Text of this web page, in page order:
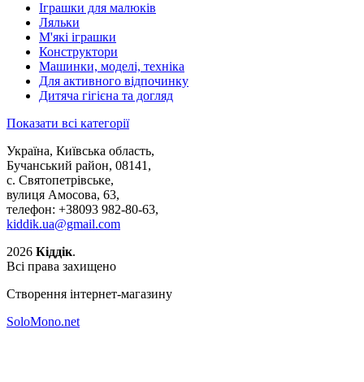
Іграшки для малюків
Ляльки
М'які іграшки
Конструктори
Машинки, моделі, техніка
Для активного відпочинку
Дитяча гігієна та догляд
Показати всі категорії
Україна, Київська область,
Бучанський район, 08141,
с. Святопетрівське,
вулиця Амосова, 63,
телефон: +38093 982-80-63,
kiddik.ua@gmail.com
2026 Кіддік.
Всі права захищено
Створення інтернет-магазину
SoloMono.net